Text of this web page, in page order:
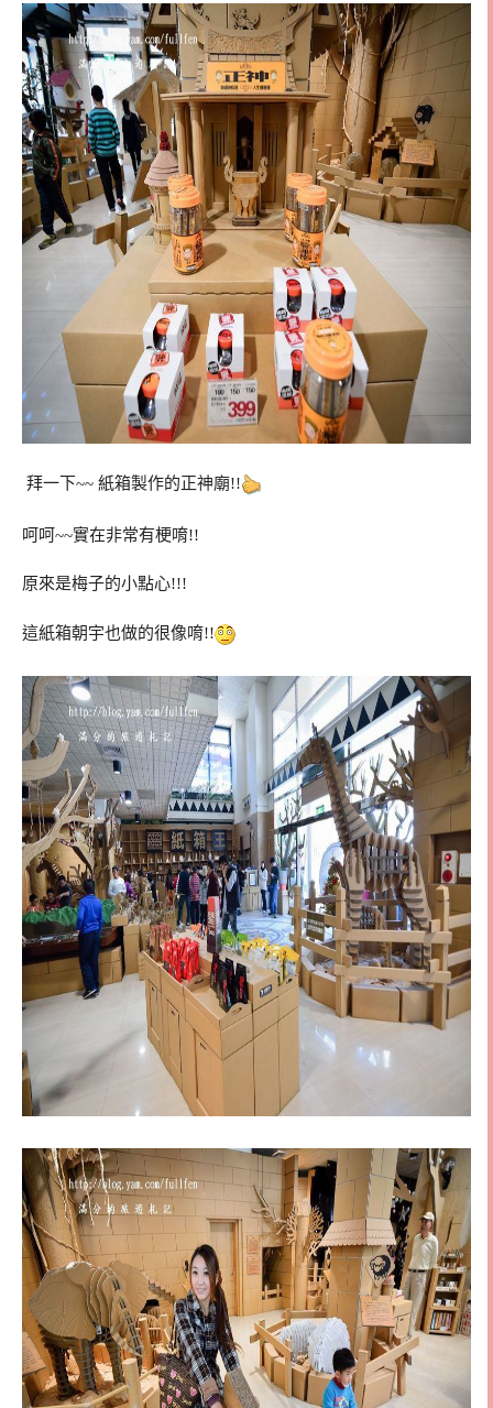
拜一下~~ 紙箱製作的正神廟!!
呵呵~~實在非常有梗唷!!
原來是梅子的小點心!!!
這紙箱朝宇也做的很像唷!!